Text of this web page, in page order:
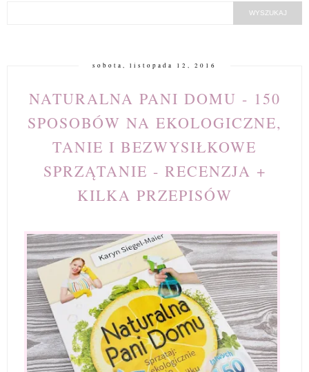
sobota, listopada 12, 2016
NATURALNA PANI DOMU - 150
SPOSOBÓW NA EKOLOGICZNE,
TANIE I BEZWYSIŁKOWE
SPRZĄTANIE - RECENZJA +
KILKA PRZEPISÓW